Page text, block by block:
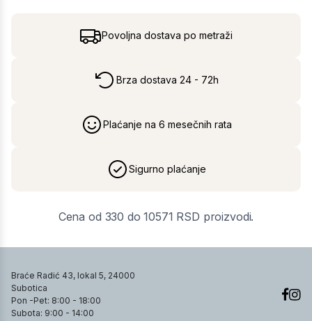
Povoljna dostava po metraži
Brza dostava 24 - 72h
Plaćanje na 6 mesečnih rata
Sigurno plaćanje
Cena od 330 do 10571 RSD proizvodi.
Braće Radić 43, lokal 5, 24000
Subotica
Pon -Pet: 8:00 - 18:00
Subota: 9:00 - 14:00